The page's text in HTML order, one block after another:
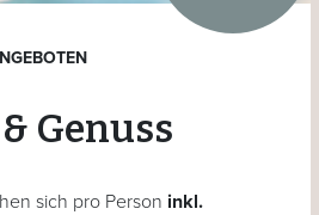
Genuss
sich pro Person inkl.